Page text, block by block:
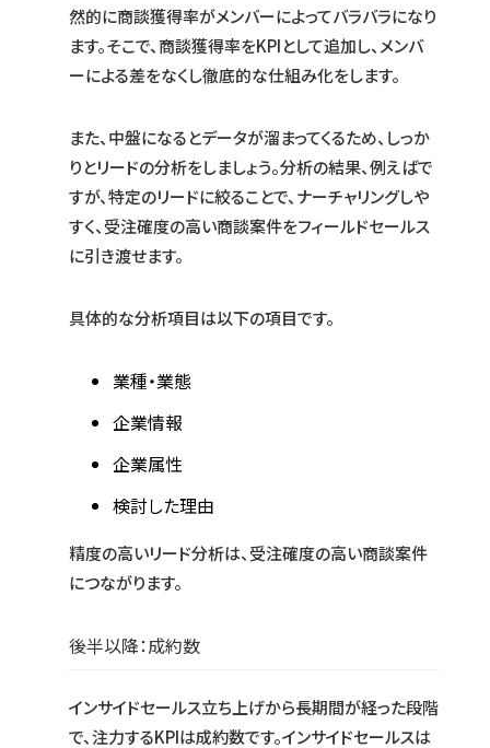
然的に商談獲得率がメンバーによってバラバラになり
ます。そこで、商談獲得率をKPIとして追加し、メンバ
ーによる差をなくし徹底的な仕組み化をします。
また、中盤になるとデータが溜まってくるため、しっか
りとリードの分析をしましょう。分析の結果、例えばで
すが、特定のリードに絞ることで、ナーチャリングしや
すく、受注確度の高い商談案件をフィールドセールス
に引き渡せます。
具体的な分析項目は以下の項目です。
業種・業態
企業情報
企業属性
検討した理由
精度の高いリード分析は、受注確度の高い商談案件
につながります。
後半以降：成約数
インサイドセールス立ち上げから長期間が経った段階
で、注力するKPIは成約数です。インサイドセールスは